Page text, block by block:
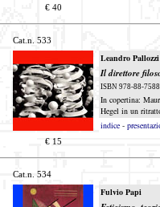
€ 40
Cat.n. 533
Leandro Pallozzi
Il direttore
ISBN 978-88-
In copertina:
Hegel in un
indice -
€ 15
Cat.n. 534
Fulvio Papi